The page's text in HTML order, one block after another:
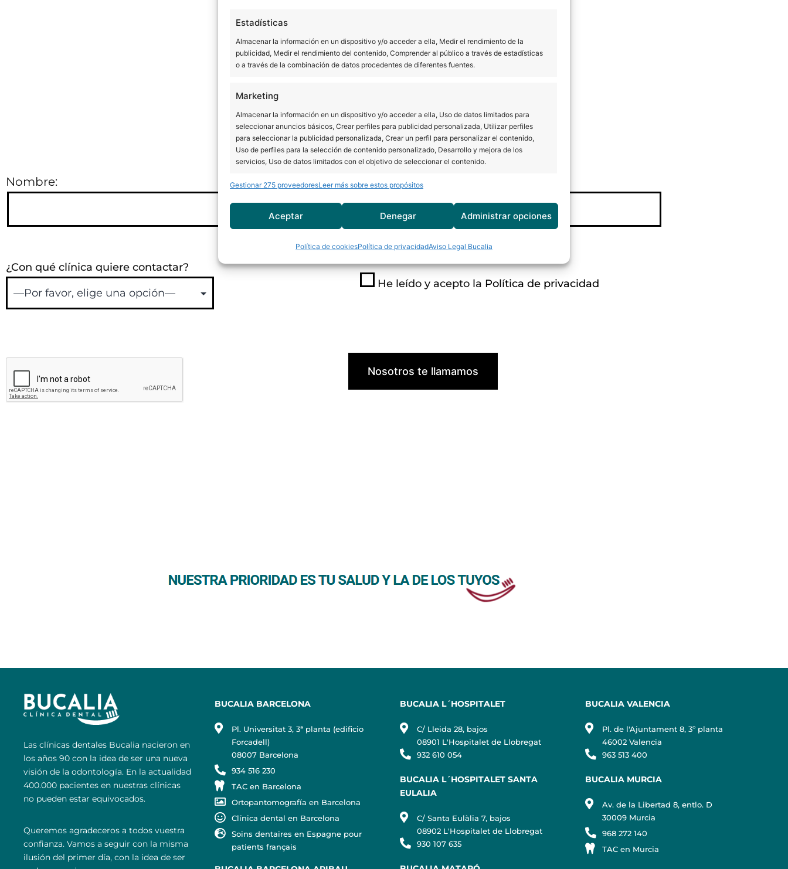
Estadísticas
Almacenar la información en un dispositivo y/o acceder a ella, Medir el rendimiento de la
publicidad, Medir el rendimiento del contenido, Comprender al público a través de estadísticas
o a través de la combinación de datos procedentes de diferentes fuentes.
Marketing
Almacenar la información en un dispositivo y/o acceder a ella, Uso de datos limitados para
seleccionar anuncios básicos, Crear perfiles para publicidad personalizada, Utilizar perfiles
para seleccionar la publicidad personalizada, Crear un perfil para personalizar el contenido,
Uso de perfiles para la selección de contenido personalizado, Desarrollo y mejora de los
servicios, Uso de datos limitados con el objetivo de seleccionar el contenido.
Características
Cotejo y combinación de datos procedentes de otras fuentes de información,
Vincular diferentes dispositivos, Identificación de dispositivos en función de la
Garantizar la seguridad, evitar y detectar fraudes, y eliminar
fallos, Ofrecer y presentar publicidad y contenido.
Gestionar 275 proveedoresLeer más sobre estos propósitos
Aceptar Denegar Administrar opciones
Política de cookiesPolítica de privacidadAviso Legal Bucalia
TE LLAMAMOS
cliente lo hará en la mayor brevedad posible.
Nombre: Teléfono:
¿Con qué clínica quiere contactar?
He leído y acepto la Política de privacidad
Las clínicas dentales Bucalia nacieron en
los años 90 con la idea de ser una nueva
visión de la odontología. En la actualidad
400.000 pacientes en nuestras clínicas
no pueden estar equivocados.
Queremos agradeceros a todos vuestra
confianza. Vamos a seguir con la misma
ilusión del primer día, con la idea de ser
BUCALIA BARCELONA
Pl. Universitat 3, 3ª planta (edificio
Forcadell)
08007 Barcelona
934 516 230
TAC en Barcelona
Ortopantomografía en Barcelona
Clínica dental en Barcelona
Soins dentaires en Espagne pour
patients français
BUCALIA L´HOSPITALET
C/ Lleida 28, bajos
08901 L'Hospitalet de Llobregat
932 610 054
BUCALIA L´HOSPITALET SANTA
EULALIA
C/ Santa Eulàlia 7, bajos
08902 L'Hospitalet de Llobregat
930 107 635
BUCALIA VALENCIA
Pl. de l'Ajuntament 8, 3º planta
46002 Valencia
963 513 400
BUCALIA MURCIA
Av. de la Libertad 8, entlo. D
30009 Murcia
968 272 140
TAC en Murcia